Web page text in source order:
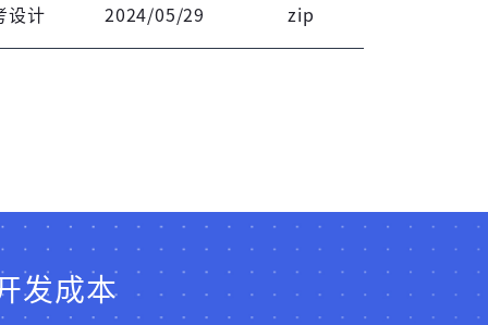
设计 2024/05/29 zip
发成本